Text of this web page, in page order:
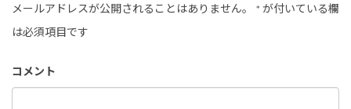
メールアドレスが公開されることはありません。 * が付いている欄
は必須項目です
コメント